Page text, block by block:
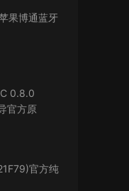
果博通蓝牙
0.8.0
官方原
官方纯